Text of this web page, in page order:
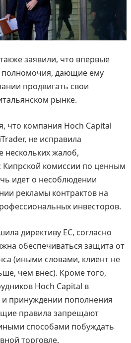
заявили, что впервые
дающие ему
продвигать свои
рынке.
что компания Hoch Capital
не исправила
нескольких жалоб,
Кипрской комиссии по ценным
идет о несоблюдении
рекламы контрактов на
инвесторов.
директиву ЕС, согласно
обеспечиваться защита от
(иными словами, клиент не
чем внес). Кроме того,
Hoch Capital в
и принуждении пополнения
правила запрещают
способами побуждать
торговле.